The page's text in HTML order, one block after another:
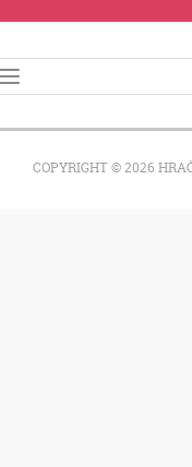
COPYRIGHT © 2026